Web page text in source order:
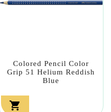
Colored Pencil Color
Grip 51 Helium Reddish
Blue
